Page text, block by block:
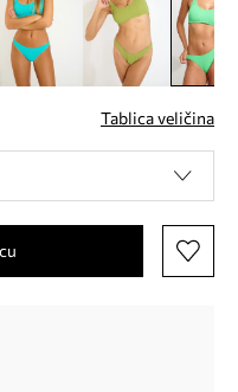
Tablica veličina